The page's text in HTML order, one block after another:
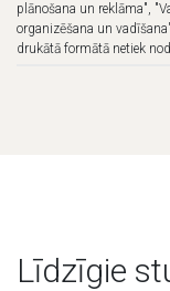
plānošana un reklāma",
organizēšana un
drukātā formātā netiek
Līdzīgie